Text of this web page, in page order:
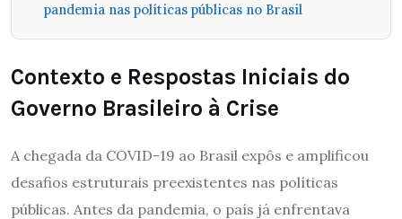
pandemia nas políticas públicas no Brasil
Contexto e Respostas Iniciais do
Governo Brasileiro à Crise
A chegada da COVID-19 ao Brasil expôs e amplificou
desafios estruturais preexistentes nas políticas
públicas. Antes da pandemia, o país já enfrentava